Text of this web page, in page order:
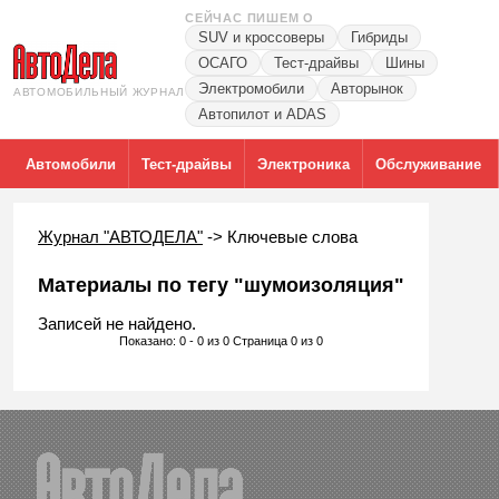
АВТОМОБИЛЬНЫЙ ЖУРНАЛ
СЕЙЧАС ПИШЕМ О
SUV и кроссоверы
Гибриды
ОСАГО
Тест-драйвы
Шины
Электромобили
Авторынок
Автопилот и ADAS
Автомобили Тест-драйвы Электроника Обслуживание
Журнал "АВТОДЕЛА" -> Ключевые слова
Материалы по тегу "шумоизоляция"
Записей не найдено.
Показано: 0 - 0 из 0 Страница 0 из 0